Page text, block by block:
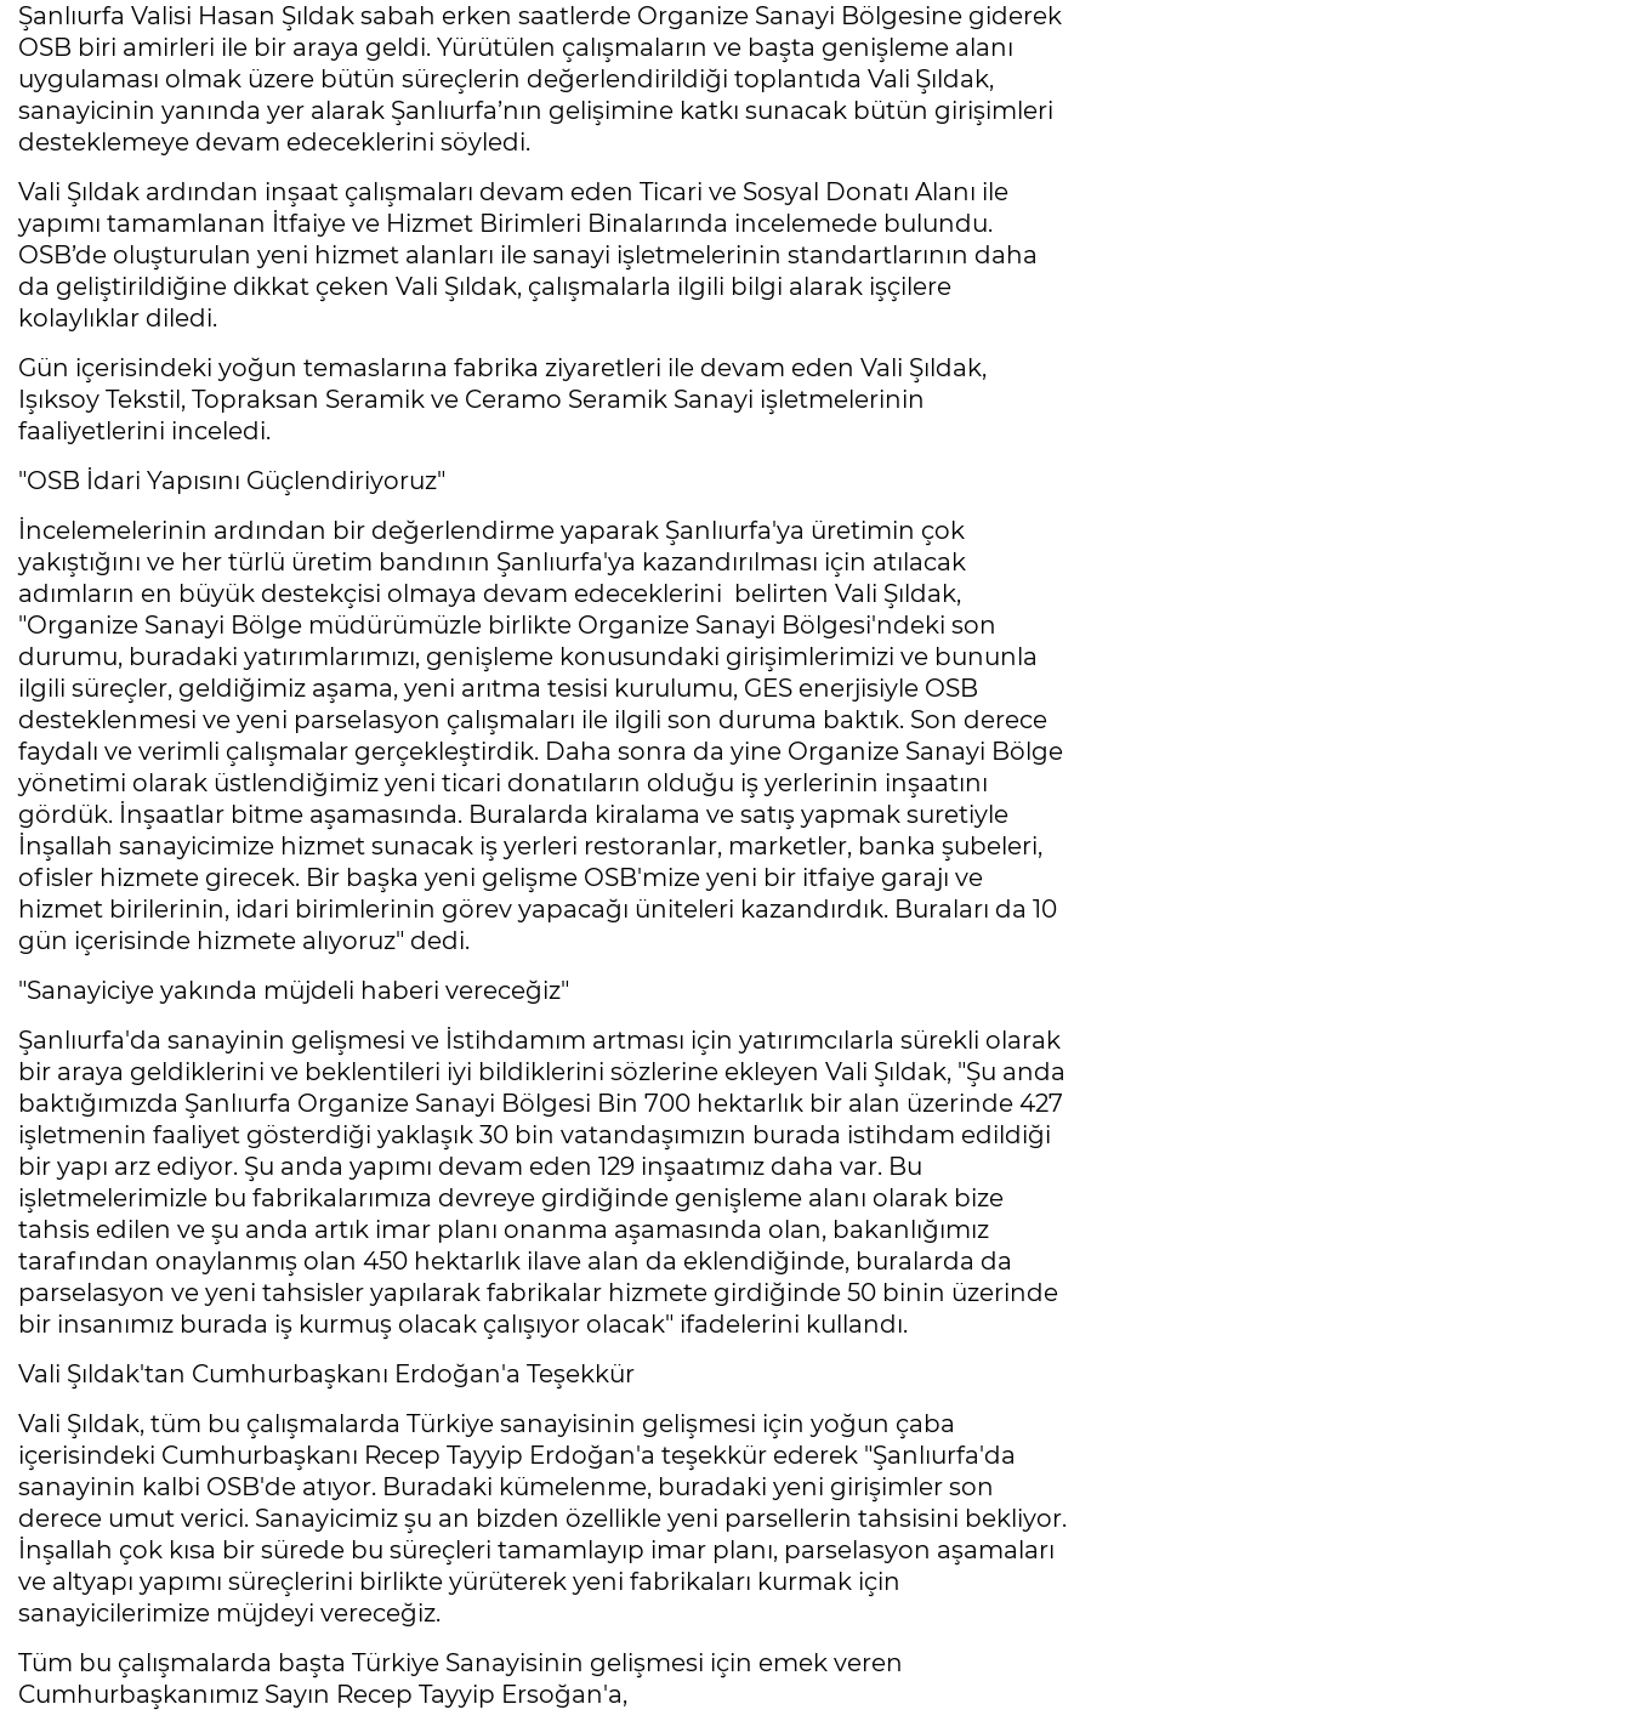
Şanlıurfa Valisi Hasan Şıldak sabah erken saatlerde Organize Sanayi Bölgesine giderek
OSB biri amirleri ile bir araya geldi. Yürütülen çalışmaların ve başta genişleme alanı
uygulaması olmak üzere bütün süreçlerin değerlendirildiği toplantıda Vali Şıldak,
sanayicinin yanında yer alarak Şanlıurfa’nın gelişimine katkı sunacak bütün girişimleri
desteklemeye devam edeceklerini söyledi.
Vali Şıldak ardından inşaat çalışmaları devam eden Ticari ve Sosyal Donatı Alanı ile
yapımı tamamlanan İtfaiye ve Hizmet Birimleri Binalarında incelemede bulundu.
OSB’de oluşturulan yeni hizmet alanları ile sanayi işletmelerinin standartlarının daha
da geliştirildiğine dikkat çeken Vali Şıldak, çalışmalarla ilgili bilgi alarak işçilere
kolaylıklar diledi.
Gün içerisindeki yoğun temaslarına fabrika ziyaretleri ile devam eden Vali Şıldak,
Işıksoy Tekstil, Topraksan Seramik ve Ceramo Seramik Sanayi işletmelerinin
faaliyetlerini inceledi.
"OSB İdari Yapısını Güçlendiriyoruz"
İncelemelerinin ardından bir değerlendirme yaparak Şanlıurfa'ya üretimin çok
yakıştığını ve her türlü üretim bandının Şanlıurfa'ya kazandırılması için atılacak
adımların en büyük destekçisi olmaya devam edeceklerini belirten Vali Şıldak,
"Organize Sanayi Bölge müdürümüzle birlikte Organize Sanayi Bölgesi'ndeki son
durumu, buradaki yatırımlarımızı, genişleme konusundaki girişimlerimizi ve bununla
ilgili süreçler, geldiğimiz aşama, yeni arıtma tesisi kurulumu, GES enerjisiyle OSB
desteklenmesi ve yeni parselasyon çalışmaları ile ilgili son duruma baktık. Son derece
faydalı ve verimli çalışmalar gerçekleştirdik. Daha sonra da yine Organize Sanayi Bölge
yönetimi olarak üstlendiğimiz yeni ticari donatıların olduğu iş yerlerinin inşaatını
gördük. İnşaatlar bitme aşamasında. Buralarda kiralama ve satış yapmak suretiyle
İnşallah sanayicimize hizmet sunacak iş yerleri restoranlar, marketler, banka şubeleri,
ofisler hizmete girecek. Bir başka yeni gelişme OSB'mize yeni bir itfaiye garajı ve
hizmet birilerinin, idari birimlerinin görev yapacağı üniteleri kazandırdık. Buraları da 10
gün içerisinde hizmete alıyoruz" dedi.
"Sanayiciye yakında müjdeli haberi vereceğiz"
Şanlıurfa'da sanayinin gelişmesi ve İstihdamım artması için yatırımcılarla sürekli olarak
bir araya geldiklerini ve beklentileri iyi bildiklerini sözlerine ekleyen Vali Şıldak, "Şu anda
baktığımızda Şanlıurfa Organize Sanayi Bölgesi Bin 700 hektarlık bir alan üzerinde 427
işletmenin faaliyet gösterdiği yaklaşık 30 bin vatandaşımızın burada istihdam edildiği
bir yapı arz ediyor. Şu anda yapımı devam eden 129 inşaatımız daha var. Bu
işletmelerimizle bu fabrikalarımıza devreye girdiğinde genişleme alanı olarak bize
tahsis edilen ve şu anda artık imar planı onanma aşamasında olan, bakanlığımız
tarafından onaylanmış olan 450 hektarlık ilave alan da eklendiğinde, buralarda da
parselasyon ve yeni tahsisler yapılarak fabrikalar hizmete girdiğinde 50 binin üzerinde
bir insanımız burada iş kurmuş olacak çalışıyor olacak" ifadelerini kullandı.
Vali Şıldak'tan Cumhurbaşkanı Erdoğan'a Teşekkür
Vali Şıldak, tüm bu çalışmalarda Türkiye sanayisinin gelişmesi için yoğun çaba
içerisindeki Cumhurbaşkanı Recep Tayyip Erdoğan'a teşekkür ederek "Şanlıurfa'da
sanayinin kalbi OSB'de atıyor. Buradaki kümelenme, buradaki yeni girişimler son
derece umut verici. Sanayicimiz şu an bizden özellikle yeni parsellerin tahsisini bekliyor.
İnşallah çok kısa bir sürede bu süreçleri tamamlayıp imar planı, parselasyon aşamaları
ve altyapı yapımı süreçlerini birlikte yürüterek yeni fabrikaları kurmak için
sanayicilerimize müjdeyi vereceğiz.
Tüm bu çalışmalarda başta Türkiye Sanayisinin gelişmesi için emek veren
Cumhurbaşkanımız Sayın Recep Tayyip Ersoğan'a,